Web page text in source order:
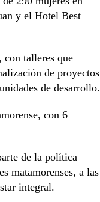
y el Hotel Best
con talleres que
de proyectos
de desarrollo.
con 6
de la política
matamorenses, a las
integral.